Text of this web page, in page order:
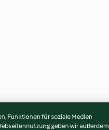
Funktionen für soziale Medien
geben wir außerdem